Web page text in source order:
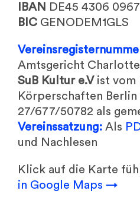
IBAN
DE45 4306
BIC GENODEM1GLS
Amtsgericht
SuB Kultur e.V ist vom
Körperschaften
27/677/50782 als
Vereinssatzung: Als
und Nachlesen
Klick auf die Karte
in Google Maps →